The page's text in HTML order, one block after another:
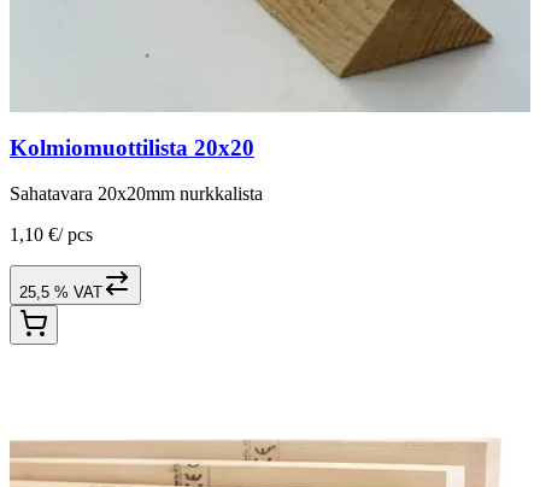
Kolmiomuottilista 20x20
Sahatavara 20x20mm nurkkalista
1,10 €/ pcs
25,5 % VAT